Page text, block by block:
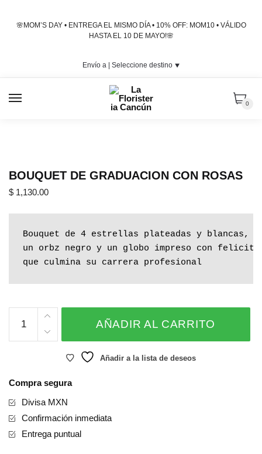
🌸MOM’S DAY • ENTREGA EL MISMO DÍA • 10% OFF: MOM10 • VÁLIDO
HASTA EL 10 DE MAYO!🌸
Envío a | Seleccione destino⯆
0
BOUQUET DE GRADUACION CON ROSAS
$ 1,130.00
Bouquet de 4 estrellas plateadas y blancas,
un orbz negro y un globo impreso con
que culmina su carrera profesional
BOUQUET
GRADUACION
cantidad
AÑADIR AL CARRITO
Añadir a la lista de deseos
Compra segura
Divisa MXN
Confirmación inmediata
Entrega puntual